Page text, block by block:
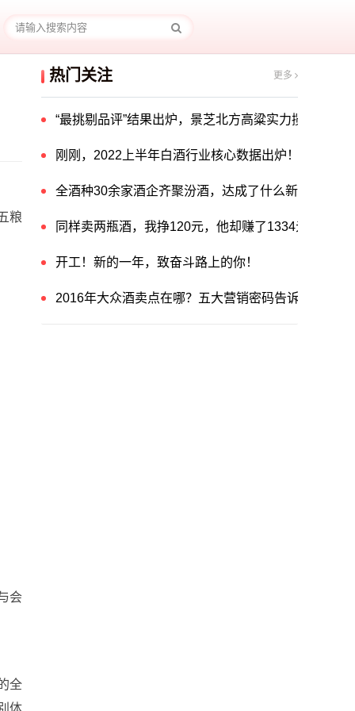
粮
会
全
体
热门关注 更多
“最挑剔品评”结果出炉，景芝北方高粱实力揽获中国
刚刚，2022上半年白酒行业核心数据出炉！
全酒种30余家酒企齐聚汾酒，达成了什么新共识？
同样卖两瓶酒，我挣120元，他却赚了1334元！他
开工！新的一年，致奋斗路上的你！
2016年大众酒卖点在哪？五大营销密码告诉你答案！